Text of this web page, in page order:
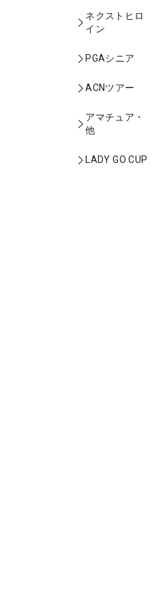
ネクストヒロ
イン
PGAシニア
ACNツアー
アマチュア・
他
LADY GO CUP